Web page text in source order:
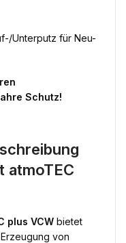
Unterputz für Neu-
Schutz!
atmoTEC
plus VCW bietet
von